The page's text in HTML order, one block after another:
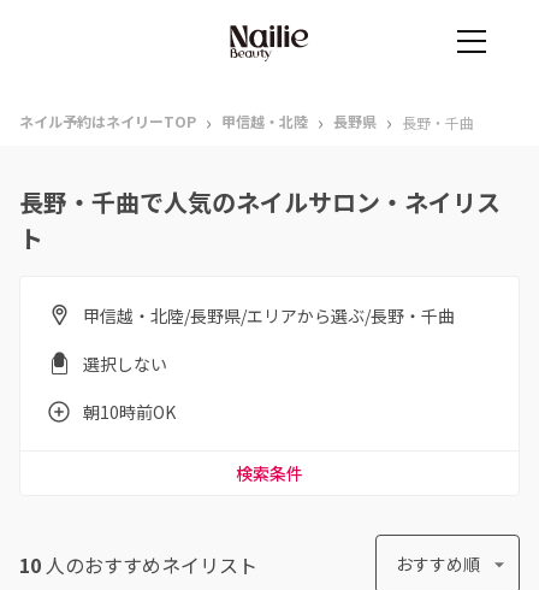
ネイル予約はネイリーTOP › 甲信越・北陸 › 長野県 › 長野・千曲
長野・千曲で人気のネイルサロン・ネイリス
ト
甲信越・北陸/長野県/エリアから選ぶ/長野・千曲
選択しない
朝10時前OK
検索条件
10 人のおすすめネイリスト おすすめ順